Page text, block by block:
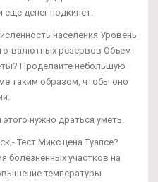
денег подкинет.
населения Уровень
валютных резервов Объем
Проделайте небольшую
таким образом, чтобы оно
нужно драться уметь.
- Тест Микс цена Туапсе?
болезненных участков на
температуры